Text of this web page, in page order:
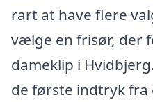
rart at have flere
vælge en frisør, der
dameklip i
de første indtryk